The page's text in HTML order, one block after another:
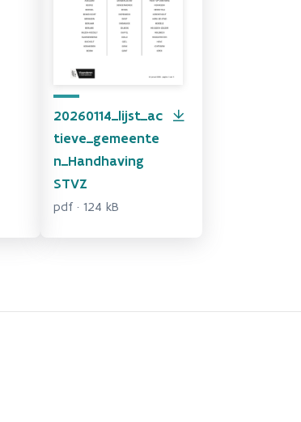
20260114_lijst_ac
tieve_gemeente
n_Handhaving
STVZ
pdf · 124 kB